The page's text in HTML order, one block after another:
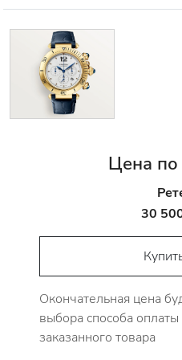
Цена по
30
Окончательная цена
выбора способа оплаты
заказанного товара